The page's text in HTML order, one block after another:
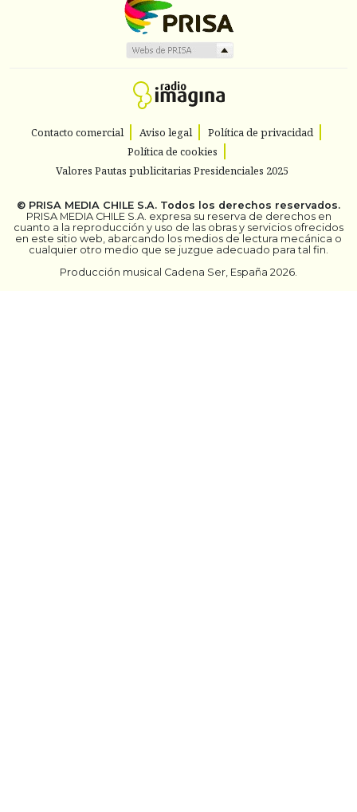
Contacto comercial Aviso legal
Política de privacidad
Política de cookies
Valores Pautas publicitarias Presidenciales 2025
© PRISA MEDIA CHILE S.A. Todos los derechos reservados.
PRISA MEDIA CHILE S.A. expresa su reserva de derechos en
cuanto a la reproducción y uso de las obras y servicios ofrecidos
en este sitio web, abarcando los medios de lectura mecánica o
cualquier otro medio que se juzgue adecuado para tal fin.
Producción musical Cadena Ser, España 2026.